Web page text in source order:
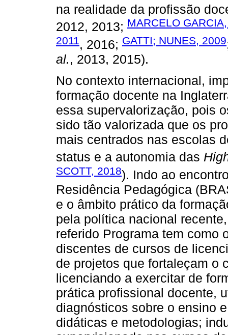
na realidade da profissão
2012, 2013; MARCELO
2011, 2016; GATTI; NUNES, 2009
al., 2013, 2015).
No contexto internacional,
formação docente na
essa supervalorização, pois
sido tão valorizada que os
mais centrados nas escolas
status e a autonomia das
SCOTT, 2018). Indo ao
Residência Pedagógica
e o âmbito prático da
pela política nacional
referido Programa tem como
discentes de cursos de
de projetos que fortaleçam o
licenciando a exercitar de
prática profissional docente,
diagnósticos sobre o ensino
didáticas e metodologias;